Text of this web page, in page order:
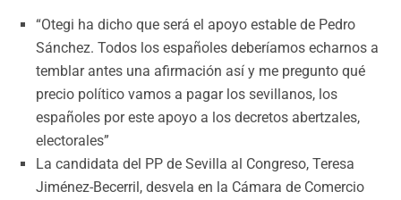
“Otegi ha dicho que será el apoyo estable de Pedro
Sánchez. Todos los españoles deberíamos echarnos a
temblar antes una afirmación así y me pregunto qué
precio político vamos a pagar los sevillanos, los
españoles por este apoyo a los decretos abertzales,
electorales”
La candidata del PP de Sevilla al Congreso, Teresa
Jiménez-Becerril, desvela en la Cámara de Comercio